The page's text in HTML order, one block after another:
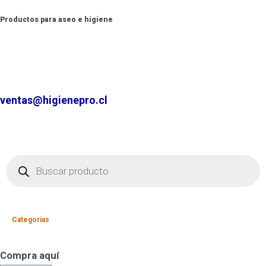
Productos para aseo e higiene
ventas@higienepro.cl
Categorias
Compra aquí